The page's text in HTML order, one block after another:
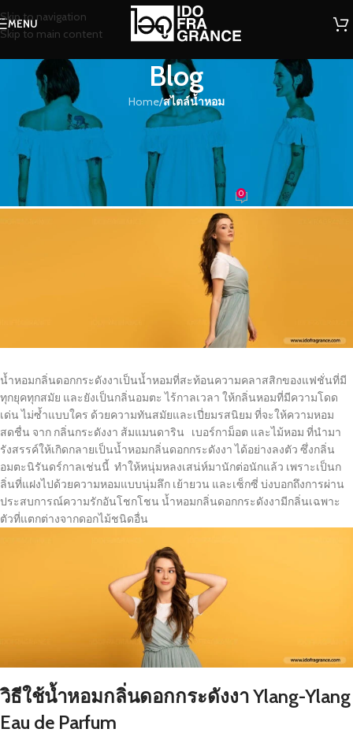
Skip to navigation
Skip to main content
MENU
Blog
Home/สไตล์น้ำหอม
สไตล์น้ำหอม
ยะลัง ยะลัง กลิ่นดอกกระดังงามีกลิ่น
หอมเฉพาะตัว
น้ำหอม On 22/09/2020 0
น้ำหอมกลิ่นดอกกระดังงาเป็นน้ำหอมที่สะท้อนความคลาสสิกของแฟชั่นที่มี
ทุกยุคทุกสมัย และยังเป็นกลิ่นอมตะ ไร้กาลเวลา ให้กลิ่นหอมที่มีความโดด
เด่น ไม่ซ้ำแบบใคร ด้วยความทันสมัยและเปี่ยมรสนิยม ที่จะให้ความหอม
สดชื่น จาก กลิ่นกระดังงา ส้มแมนดาริน เบอร์กาม็อต และไม้หอม ที่นำมา
รังสรรค์ให้เกิดกลายเป็นน้ำหอมกลิ่นดอกกระดังงา ได้อย่างลงตัว ซึ่งกลิ่น
อมตะนิรันดร์กาลเช่นนี้ ทำให้หนุ่มหลงเสน่ห์มานักต่อนักแล้ว เพราะเป็นก
ลิ่นที่แฝงไปด้วยความหอมแบบนุ่มลึก เย้ายวน และเซ็กซี่ บ่งบอกถึงการผ่าน
ประสบการณ์ความรักอันโชกโชน น้ำหอมกลิ่นดอกกระดังงามีกลิ่นเฉพาะ
ตัวที่แตกต่างจากดอกไม้ชนิดอื่น
วิธีใช้น้ำหอมกลิ่นดอกกระดังงา Ylang-Ylang
Eau de Parfum